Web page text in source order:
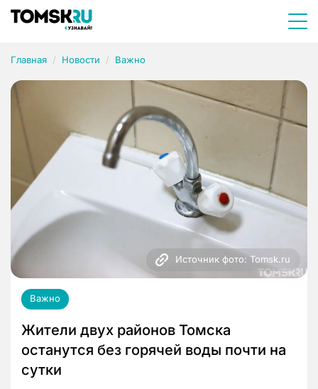
Главная Новости Важно
Источник фото: Tomsk.ru
Важно
Жители двух районов Томска
останутся без горячей воды почти на
сутки